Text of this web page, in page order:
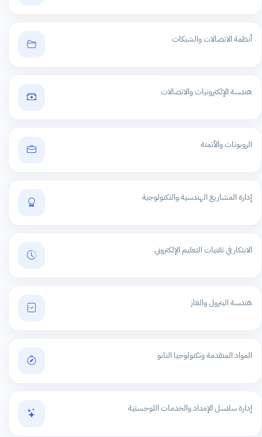
أنظمة الاتصالات والشبكات
هندسة الإلكترونيات والاتصالات
الروبوتات والأتمتة
إدارة المشاريع الهندسية والتكنولوجية
الابتكار في تقنيات التعليم الإلكتروني
هندسة البترول والغاز
المواد المتقدمة وتكنولوجيا النانو
إدارة سلاسل الإمداد والخدمات اللوجستية